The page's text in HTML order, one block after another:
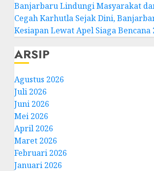
Banjarbaru Lindungi Masyarakat
Cegah Karhutla Sejak Dini,
Kesiapan Lewat Apel Siaga Bencana
ARSIP
Agustus 2026
Juli 2026
Juni 2026
Mei 2026
April 2026
Maret 2026
Februari 2026
Januari 2026